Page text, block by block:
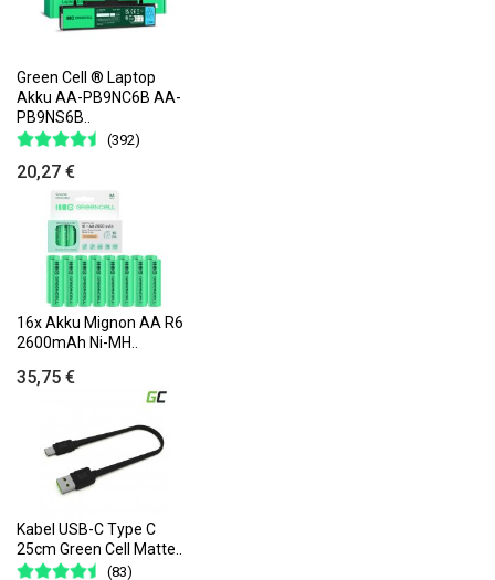
Green Cell ® Laptop
Akku AA-PB9NC6B AA-
PB9NS6B..
(392)
20,27 €
16x Akku Mignon AA R6
2600mAh Ni-MH..
35,75 €
Kabel USB-C Type C
25cm Green Cell Matte..
(83)